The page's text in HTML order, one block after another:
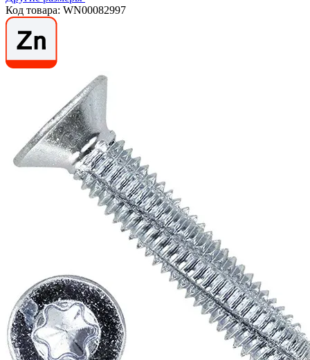
Код товара: WN00082997